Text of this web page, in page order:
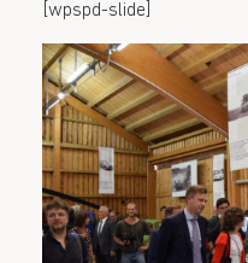
[wpspd-slide]